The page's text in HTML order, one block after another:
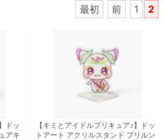
最初 前 1 2
ドッ
アキ
【キミとアイドルプリキュア♪】ドッ
トアート アクリルスタンド プリルン